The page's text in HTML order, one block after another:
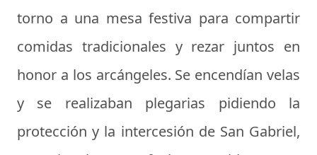
torno a una mesa festiva para compartir
comidas tradicionales y rezar juntos en
honor a los arcángeles. Se encendían velas
y se realizaban plegarias pidiendo la
protección y la intercesión de San Gabriel,